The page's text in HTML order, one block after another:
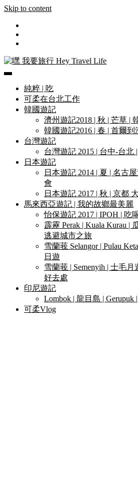
Skip to content
嘿 我要旅行 Hey
純粹 | 吃
可柔在台北工作
韓國遊記
濟州遊記2018 | 秋 | 芒草 |
韓國遊記2016 | 春 | 首爾
台灣遊記
台灣遊記 2015 | 台中-台北
日本遊記
日本遊記 2014 | 夏 | 名古
會
日本遊記 2017 | 秋 | 京都
馬來西亞遊記 | 我的故鄉最美麗
怡保遊記 2017 | IPOH | 吃
霹靂 Perak | Kuala Kurau |
逃避城市之旅
雪蘭莪 Selangor | Pulau
日遊
雪蘭莪 | Semenyih | 士毛
好去處
印尼遊記
Lombok | 龍目島 |
可柔Vlog